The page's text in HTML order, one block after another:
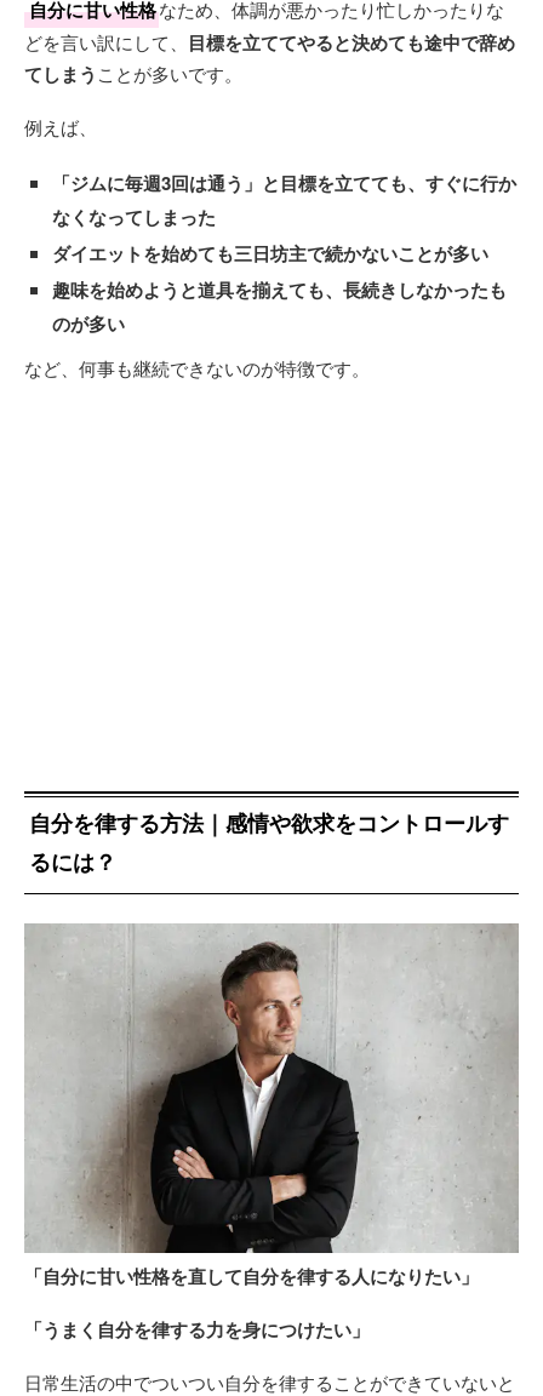
自分に甘い性格なため、体調が悪かったり忙しかったりな
どを言い訳にして、 目標を立ててやると決めても途中で辞め
てしまう ことが多いです。
例えば、
「ジムに毎週3回は通う」 と目標を立てても、すぐに行か
なくなってしまった
ダイエットを始めても三日坊主で続かないことが多い
趣味を始めようと道具を揃えても、長続きしなかったも
のが多い
など、何事も継続できないのが特徴です。
自分を律する方法｜感情や欲求をコントロールす
るには？
「自分に甘い性格を直して自分を律する人になりたい」
「うまく自分を律する力を身につけたい」
日常生活の中でついつい自分を律することができていないと